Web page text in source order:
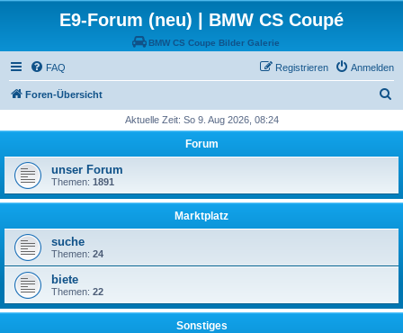
E9-Forum (neu) | BMW CS Coupé
BMW CS Coupe Bilder Galerie
FAQ Anmelden
Registrieren
Foren-Übersicht
h
Aktuelle Zeit: So 9. Aug 2026, 08:24
Forum
unser Forum
Themen: 1891
Marktplatz
suche
Themen: 24
biete
Themen: 22
Sonstiges